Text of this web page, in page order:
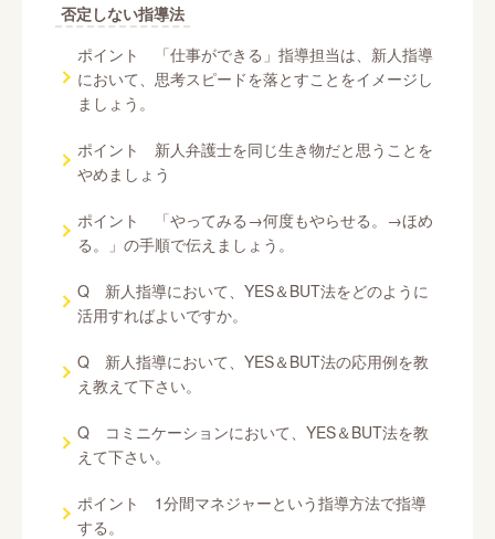
否定しない指導法
ポイント 「仕事ができる」指導担当は、新人指導
において、思考スピードを落とすことをイメージし
ましょう。
ポイント 新人弁護士を同じ生き物だと思うことを
やめましょう
ポイント 「やってみる→何度もやらせる。→ほめ
る。」の手順で伝えましょう。
Q 新人指導において、YES＆BUT法をどのように
活用すればよいですか。
Q 新人指導において、YES＆BUT法の応用例を教
え教えて下さい。
Q コミニケーションにおいて、YES＆BUT法を教
えて下さい。
ポイント 1分間マネジャーという指導方法で指導
する。